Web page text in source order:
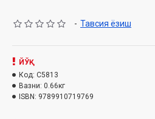
аңсат өтиўинде жәрдем сораған
Муаллиф:
Нашриёт: «Hilol-Nashr»
Сана:2025 йил
Ҳажми: 512 бет
- Тавсия ёзиш
ЙЎҚ
Код: C5813
Вазни: 0.66кг
ISBN: 9789910719769